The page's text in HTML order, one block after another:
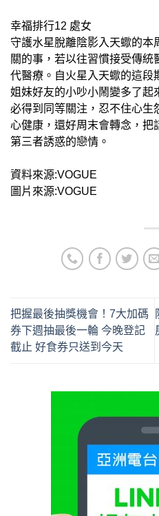
幸福排行12 處女
守護水星脫離陰影入天蠍的本
關的事，若以往習慣接受傳
代醫療。自火星入天蠍的這段
姐妹好友的小吵小鬧變多了起
必得到同等關注，忍不住心生
心健康，還好周末會轉念，把
第三者誘惑的戀情。
資料來源:VOGUE
圖片來源:VOGUE
把握最後抽獎機會！7大加碼
券下週抽最後一輪 今晚登記
截止 好食券只送到今天